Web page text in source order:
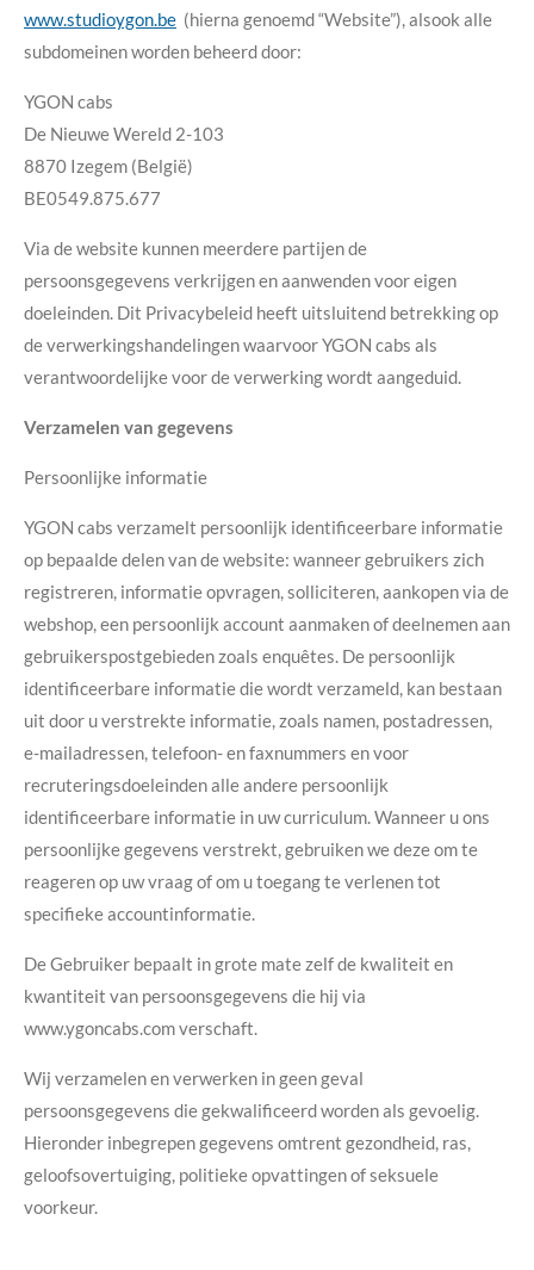
www.studioygon.be (hierna genoemd “Website”), alsook alle
subdomeinen worden beheerd door:
YGON cabs
De Nieuwe Wereld 2-103
8870 Izegem (België)
BE0549.875.677
Via de website kunnen meerdere partijen de
persoonsgegevens verkrijgen en aanwenden voor eigen
doeleinden. Dit Privacybeleid heeft uitsluitend betrekking op
de verwerkingshandelingen waarvoor YGON cabs als
verantwoordelijke voor de verwerking wordt aangeduid.
Verzamelen van gegevens
Persoonlijke informatie
YGON cabs verzamelt persoonlijk identificeerbare informatie
op bepaalde delen van de website: wanneer gebruikers zich
registreren, informatie opvragen, solliciteren, aankopen via de
webshop, een persoonlijk account aanmaken of deelnemen aan
gebruikerspostgebieden zoals enquêtes. De persoonlijk
identificeerbare informatie die wordt verzameld, kan bestaan
uit door u verstrekte informatie, zoals namen, postadressen,
e-mailadressen, telefoon- en faxnummers en voor
recruteringsdoeleinden alle andere persoonlijk
identificeerbare informatie in uw curriculum. Wanneer u ons
persoonlijke gegevens verstrekt, gebruiken we deze om te
reageren op uw vraag of om u toegang te verlenen tot
specifieke accountinformatie.
De Gebruiker bepaalt in grote mate zelf de kwaliteit en
kwantiteit van persoonsgegevens die hij via
www.ygoncabs.com verschaft.
Wij verzamelen en verwerken in geen geval
persoonsgegevens die gekwalificeerd worden als gevoelig.
Hieronder inbegrepen gegevens omtrent gezondheid, ras,
geloofsovertuiging, politieke opvattingen of seksuele
voorkeur.